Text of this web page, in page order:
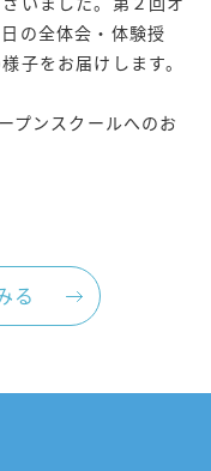
の全体会・体験授
子をお届けします。
プンスクールへのお
る